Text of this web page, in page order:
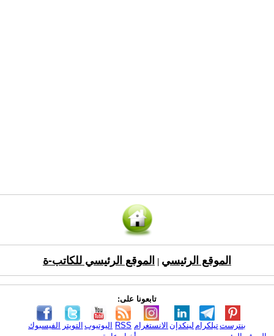
الموقع الرئيسي الموقع الرئيسي للكاتب-ة
تابعونا على:
الفيسبوك التويتر اليوتيوب RSS الانستغرام لينكدإن تيلكرامبنترست